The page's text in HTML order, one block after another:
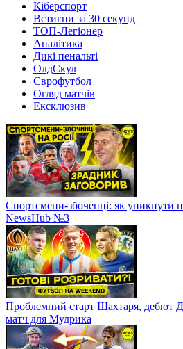
Кіберспорт
Встигни за 30 секунд
ТОП-Легіонер
Аналітика
Дикі пенальті
ОлдСкул
Єврофутбол
Огляд матчів
Ексклюзив
Спортсмени-збоченці: як уникнути
NewsHub №3
Проблемний старт Шахтаря, дебют
матч для Мудрика